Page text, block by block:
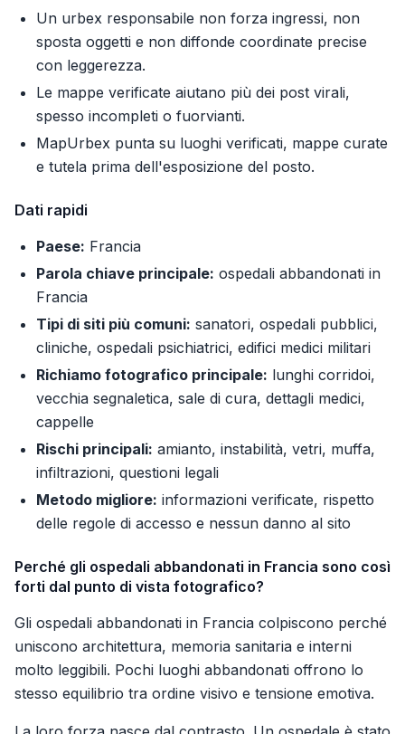
Un urbex responsabile non forza ingressi, non
sposta oggetti e non diffonde coordinate precise
con leggerezza.
Le mappe verificate aiutano più dei post virali,
spesso incompleti o fuorvianti.
MapUrbex punta su luoghi verificati, mappe curate
e tutela prima dell'esposizione del posto.
Dati rapidi
Paese: Francia
Parola chiave principale: ospedali abbandonati in
Francia
Tipi di siti più comuni: sanatori, ospedali pubblici,
cliniche, ospedali psichiatrici, edifici medici militari
Richiamo fotografico principale: lunghi corridoi,
vecchia segnaletica, sale di cura, dettagli medici,
cappelle
Rischi principali: amianto, instabilità, vetri, muffa,
infiltrazioni, questioni legali
Metodo migliore: informazioni verificate, rispetto
delle regole di accesso e nessun danno al sito
Perché gli ospedali abbandonati in Francia sono così
forti dal punto di vista fotografico?
Gli ospedali abbandonati in Francia colpiscono perché
uniscono architettura, memoria sanitaria e interni
molto leggibili. Pochi luoghi abbandonati offrono lo
stesso equilibrio tra ordine visivo e tensione emotiva.